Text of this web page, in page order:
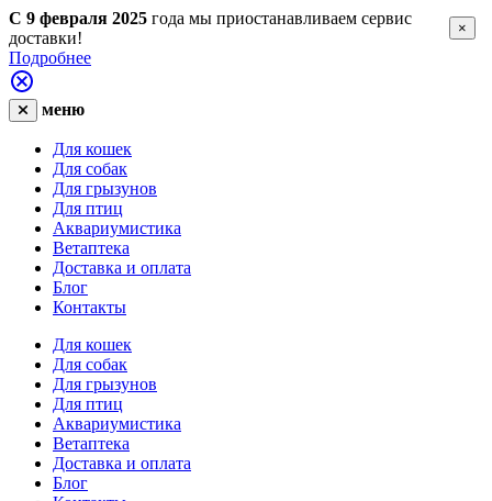
С 9 февраля 2025 года мы приостанавливаем сервис
доставки!
Подробнее
меню
Для кошек
Для собак
Для грызунов
Для птиц
Аквариумистика
Ветаптека
Доставка и оплата
Блог
Контакты
Для кошек
Для собак
Для грызунов
Для птиц
Аквариумистика
Ветаптека
Доставка и оплата
Блог
×